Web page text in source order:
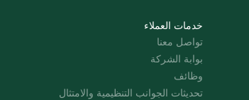
خدمات العملاء
تواصل معنا
بوابة الشركة
وظائف
تحديثات الجوانب التنظيمية والامتثال